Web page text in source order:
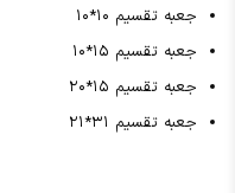
جعبه تقسیم ۱۰*۱۰
جعبه تقسیم ۱۵*۱۰
جعبه تقسیم ۱۵*۲۰
جعبه تقسیم ۳۱*۲۱